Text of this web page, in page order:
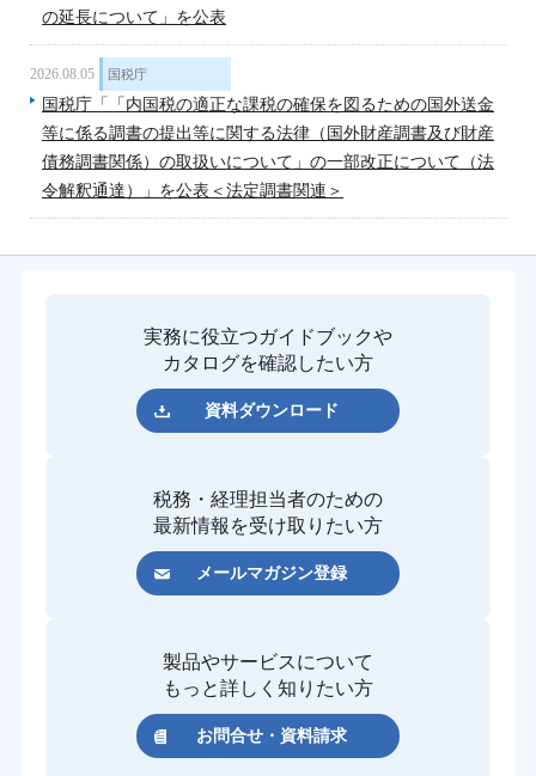
の延長について」を公表
2026.08.05 国税庁
国税庁「「内国税の適正な課税の確保を図るための国外送金
等に係る調書の提出等に関する法律（国外財産調書及び財産
債務調書関係）の取扱いについて」の一部改正について（法
令解釈通達）」を公表＜法定調書関連＞
実務に役立つガイドブックや
カタログを確認したい方
資料ダウンロード
税務・経理担当者のための
最新情報を受け取りたい方
メールマガジン登録
製品やサービスについて
もっと詳しく知りたい方
お問合せ・資料請求